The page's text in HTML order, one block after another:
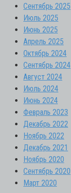
Сентябрь 2025
Июль 2025
Июнь 2025
Апрель 2025
Октябрь 2024
Сентябрь 2024
Август 2024
Июль 2024
Июнь 2024
Февраль 2023
Декабрь 2022
Ноябрь 2022
Декабрь 2021
Ноябрь 2020
Сентябрь 2020
Март 2020